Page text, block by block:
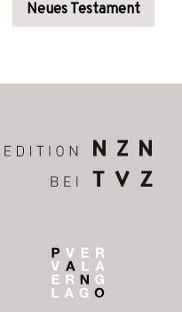
Neues Testament